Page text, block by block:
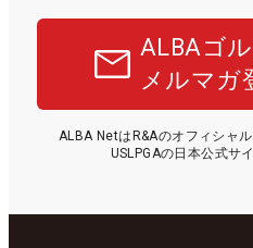
ALBAゴ
メルマガ
ALBA NetはR&Aのオフィシャ
USLPGAの日本公式サ